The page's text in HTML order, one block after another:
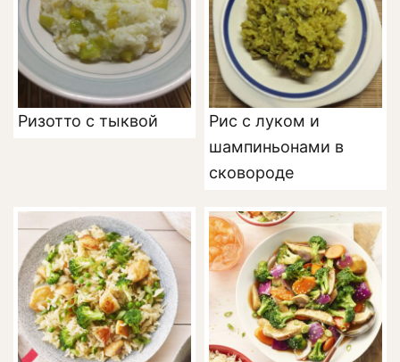
Ризотто с тыквой
Рис с луком и
шампиньонами в
сковороде